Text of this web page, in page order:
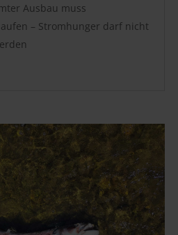
Ausbau muss
– Stromhunger darf nicht